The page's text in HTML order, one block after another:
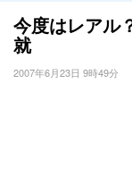
今度はレアル
就
2007年6月23日 9時49分